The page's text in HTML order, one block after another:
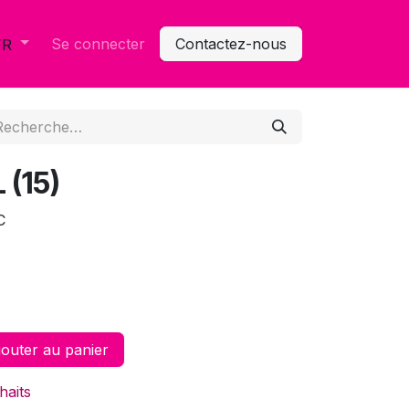
Se connecter Contactez-nous
(15)
au panier